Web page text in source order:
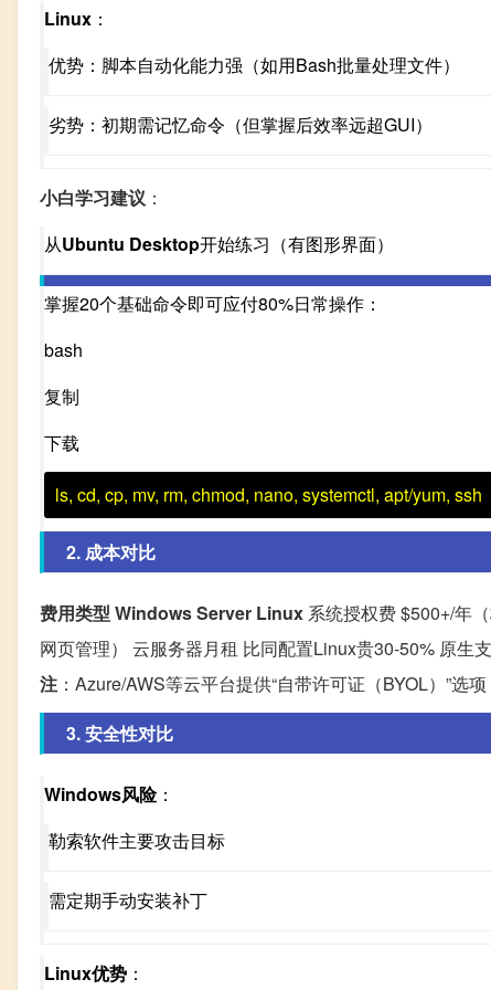
Linux ：
优势：脚本自动化能力强（如用Bash批量处理文件）
劣势：初期需记忆命令（但掌握后效率远超GUI）
小白学习建议 ：
从Ubuntu Desktop开始练习（有图形界面）
掌握20个基础命令即可应付80%日常操作：
bash
复制
下载
ls, cd, cp, mv, rm, chmod, nano, systemctl, apt/yum, ssh
2. 成本对比
费用类型 Windows Server Linux 系统授权费 $500+/年
网页管理） 云服务器月租 比同配置Linux贵30-50% 原生
注 ：Azure/AWS等云平台提供“自带许可证（BYOL）”选
3. 安全性对比
Windows风险：
勒索软件主要攻击目标
需定期手动安装补丁
Linux优势 ：